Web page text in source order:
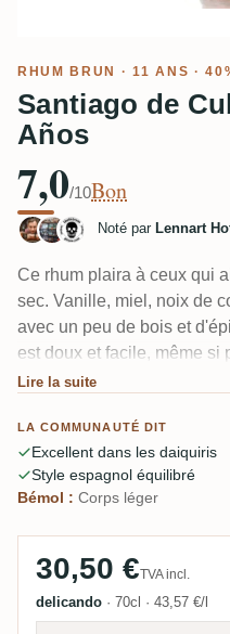
RHUM BRUN · 11 ANS ·
Santiago de
Años
7,0/10Bon
Noté par Lennart
Ce rhum plaira à ceux qui
sec. Vanille, miel, noix de
avec un peu de bois et
est doux et facile, même si
souhaité plus de
daiquiri.
Lire la suite
LA COMMUNAUTÉ DIT
Excellent dans les daiquiris
Style espagnol équilibré
Bémol : Corps léger
30,50 €TVA incl.
delicando · 70cl · 43,57 €/l